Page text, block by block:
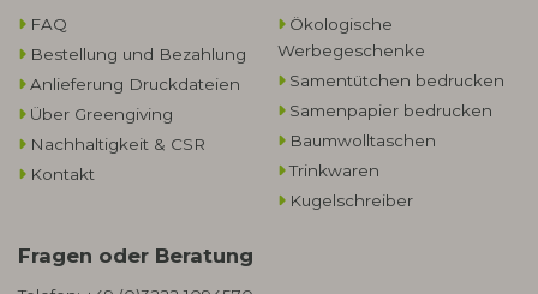
FAQ
Bestellung und Bezahlung
Anlieferung Druckdateien
Über Greengiving
Nachhaltigkeit & CSR
Kontakt
Ökologische
Werbegeschenke​
Samentütchen bedrucken
Samenpapier bedrucken
Baumwolltaschen​
Trinkwaren
Kugelschreiber
Fragen oder Beratung